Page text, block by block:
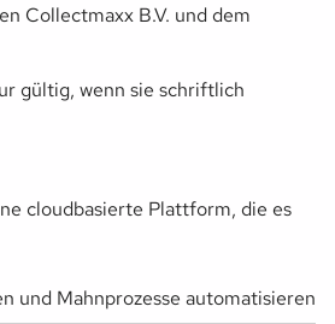
Collectmaxx B.V. und dem
gültig, wenn sie schriftlich
cloudbasierte Plattform, die es
und Mahnprozesse automatisieren